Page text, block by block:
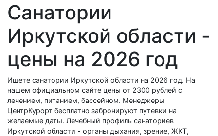
Санатории
Иркутской области -
цены на 2026 год
Ищете санатории Иркутской области на 2026 год. На
нашем официальном сайте цены от 2300 рублей с
лечением, питанием, бассейном. Менеджеры
ЦентрКурорт бесплатно забронируют путевки на
желаемые даты. Лечебный профиль санаториев
Иркутской области - органы дыхания, зрение, ЖКТ,